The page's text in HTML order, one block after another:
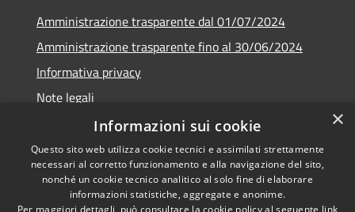
Amministrazione trasparente dal 01/07/2024
Amministrazione trasparente fino al 30/06/2024
Informativa privacy
Note legali
Dichiarazione di accessibilità
RSS Copyright © 2026 • Comune di
×
Informazioni sui cookie
Questo sito web utilizza cookie tecnici e assimilati strettamente
necessari al corretto funzionamento e alla navigazione del sito,
nonché un cookie tecnico analitico al solo fine di elaborare
informazioni statistiche, aggregate e anonime.
Per maggiori dettagli, può consultare la cookie policy al seguente link